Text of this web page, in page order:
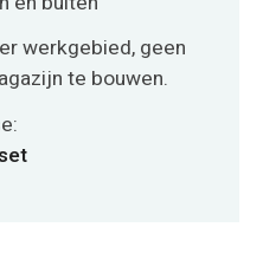
werkgebied, geen
te bouwen.